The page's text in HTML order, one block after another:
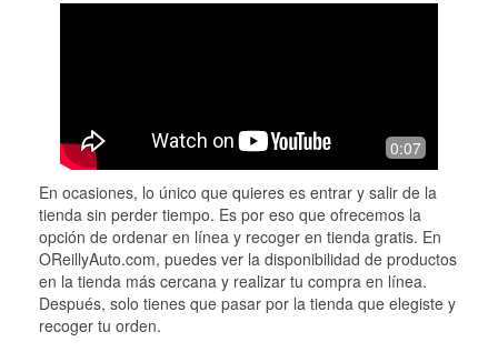
0:07
En ocasiones, lo único que quieres es entrar y salir de la
tienda sin perder tiempo. Es por eso que ofrecemos la
opción de ordenar en línea y recoger en tienda gratis. En
OReillyAuto.com, puedes ver la disponibilidad de productos
en la tienda más cercana y realizar tu compra en línea.
Después, solo tienes que pasar por la tienda que elegiste y
recoger tu orden.